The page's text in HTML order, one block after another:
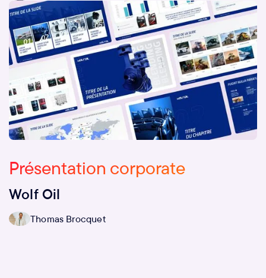
Présentation corporate
Wolf Oil
Thomas Brocquet